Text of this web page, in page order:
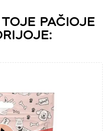
PAČIOJE